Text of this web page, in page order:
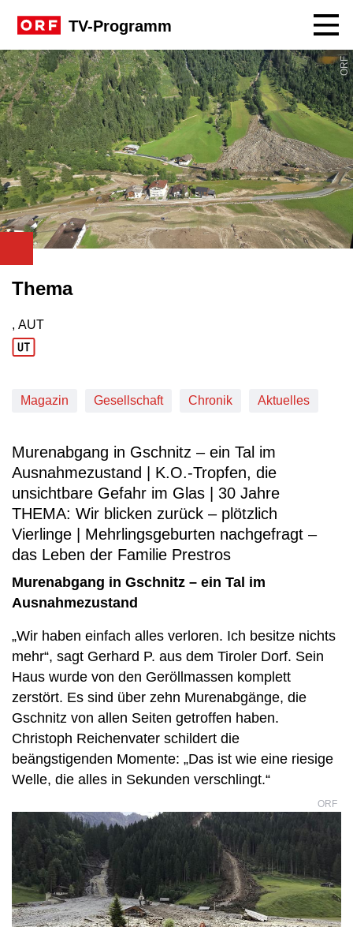
TV-Programm
ORF
Thema
Produktionsland: AUT
, AUT
Magazin Gesellschaft Chronik Aktuelles
Murenabgang in Gschnitz – ein Tal im
Ausnahmezustand | K.O.-Tropfen, die
unsichtbare Gefahr im Glas | 30 Jahre
THEMA: Wir blicken zurück – plötzlich
Vierlinge | Mehrlingsgeburten nachgefragt –
das Leben der Familie Prestros
Murenabgang in Gschnitz – ein Tal im
Ausnahmezustand
„Wir haben einfach alles verloren. Ich besitze nichts
mehr“, sagt Gerhard P. aus dem Tiroler Dorf. Sein
Haus wurde von den Geröllmassen komplett
zerstört. Es sind über zehn Murenabgänge, die
Gschnitz von allen Seiten getroffen haben.
Christoph Reichenvater schildert die
beängstigenden Momente: „Das ist wie eine riesige
Welle, die alles in Sekunden verschlingt.“
ORF